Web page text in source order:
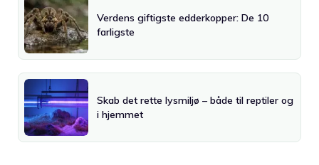
Verdens giftigste edderkopper: De 10
farligste
Skab det rette lysmiljø – både til reptiler og
i hjemmet